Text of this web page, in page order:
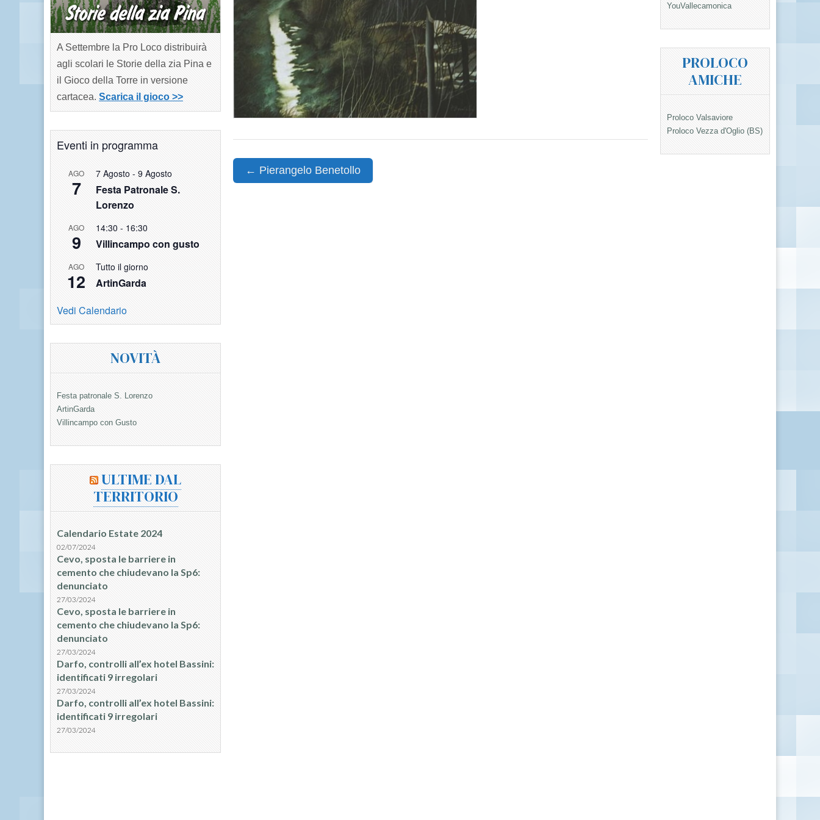
Post
navigation
← Pierangelo Benetollo
A Settembre la Pro Loco distribuirà
agli scolari le Storie della zia Pina e
il Gioco della Torre in versione
cartacea. Scarica il gioco >>
Eventi in programma
AGO
7
7 Agosto - 9 Agosto
Festa Patronale S.
Lorenzo
AGO
9
14:30 - 16:30
Villincampo con gusto
AGO
12
Tutto il giorno
ArtinGarda
Vedi Calendario
NOVITÀ
Festa patronale S. Lorenzo
ArtinGarda
Villincampo con Gusto
ULTIME DAL
TERRITORIO
Calendario Estate 2024
02/07/2024
Cevo, sposta le barriere in
cemento che chiudevano la Sp6:
denunciato
27/03/2024
Cevo, sposta le barriere in
cemento che chiudevano la Sp6:
denunciato
27/03/2024
Darfo, controlli all’ex hotel Bassini:
identificati 9 irregolari
27/03/2024
Darfo, controlli all’ex hotel Bassini:
identificati 9 irregolari
27/03/2024
YouVallecamonica
PROLOCO
AMICHE
Proloco Valsaviore
Proloco Vezza d'Oglio (BS)